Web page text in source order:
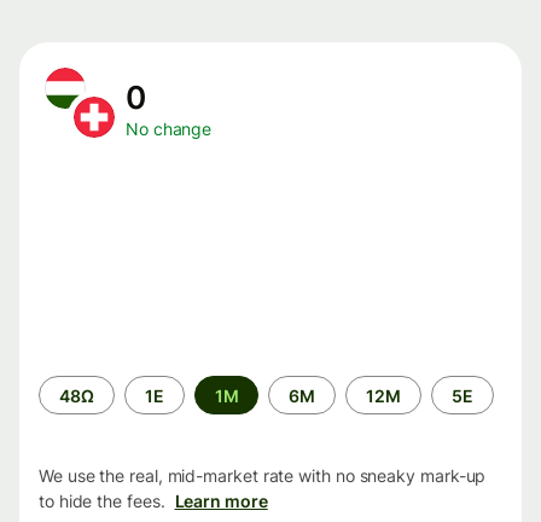
0
No change
Time
period
48Ω 1Ε 1M 6M 12M 5Ε
We use the real, mid-market rate with no sneaky mark-up
to hide the fees. Learn more